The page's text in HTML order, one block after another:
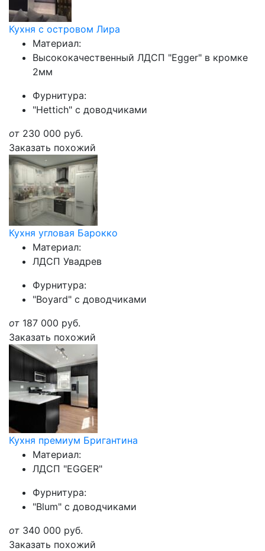
Кухня с островом Лира
Материал:
Высококачественный ЛДСП "Egger" в кромке
2мм
Фурнитура:
"Hettich" с доводчиками
от 230 000 руб.
Заказать похожий
Кухня угловая Барокко
Материал:
ЛДСП Увадрев
Фурнитура:
"Boyard" с доводчиками
от 187 000 руб.
Заказать похожий
Кухня премиум Бригантина
Материал:
ЛДСП "EGGER"
Фурнитура:
"Blum" с доводчиками
от 340 000 руб.
Заказать похожий